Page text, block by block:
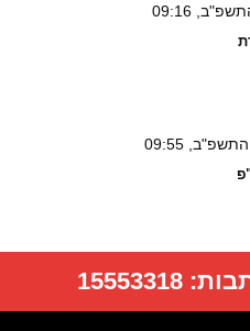
09:16
09:55
15553318